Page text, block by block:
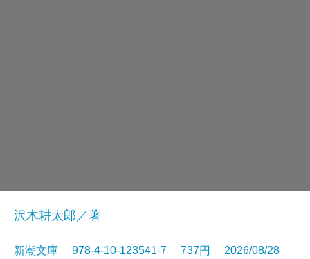
沢木耕太郎／著
新潮文庫 978-4-10-123541-7 737円 2026/08/28